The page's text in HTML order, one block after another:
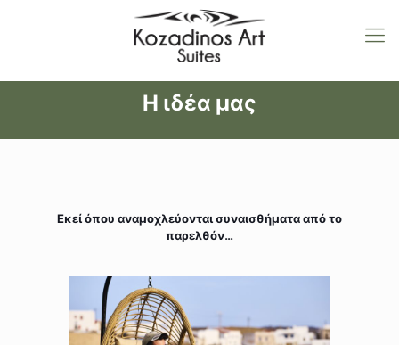
Η ιδέα μας
Εκεί όπου αναμοχλεύονται συναισθήματα από το
παρελθόν…